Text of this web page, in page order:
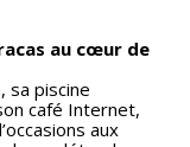
au cœur de
sa piscine
café Internet,
aux